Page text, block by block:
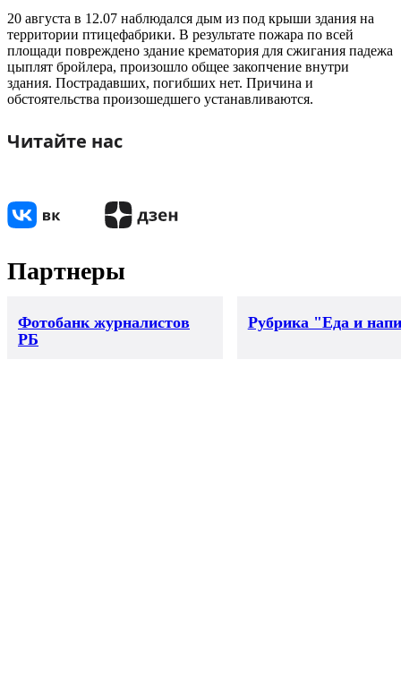
20 августа в 12.07 наблюдался дым из под крыши здания на
территории птицефабрики. В результате пожара по всей
площади повреждено здание крематория для сжигания падежа
цыплят бройлера, произошло общее закопчение внутри
здания. Пострадавших, погибших нет. Причина и
обстоятельства произошедшего устанавливаются.
Читайте нас
Партнеры
Фотобанк журналистов
РБ
Рубрика "Еда и